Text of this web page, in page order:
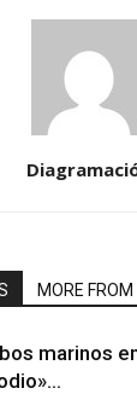
MORE
marinos